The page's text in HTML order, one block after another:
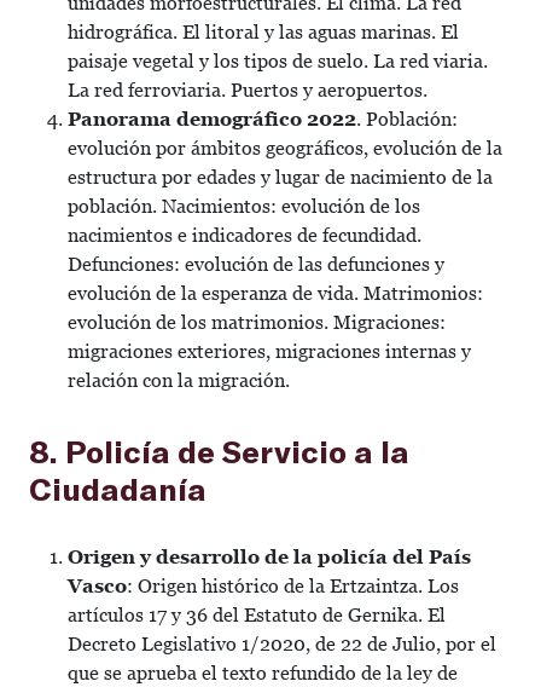
hidrográfica. El litoral y las aguas marinas. El
paisaje vegetal y los tipos de suelo. La red viaria.
La red ferroviaria. Puertos y aeropuertos.
Panorama demográfico 2022. Población:
evolución por ámbitos geográficos, evolución de la
estructura por edades y lugar de nacimiento de la
población. Nacimientos: evolución de los
nacimientos e indicadores de fecundidad.
Defunciones: evolución de las defunciones y
evolución de la esperanza de vida. Matrimonios:
evolución de los matrimonios. Migraciones:
migraciones exteriores, migraciones internas y
relación con la migración.
8. Policía de Servicio a la
Ciudadanía
Origen y desarrollo de la policía del País
Vasco: Origen histórico de la Ertzaintza. Los
artículos 17 y 36 del Estatuto de Gernika. El
Decreto Legislativo 1/2020, de 22 de Julio, por el
que se aprueba el texto refundido de la ley de